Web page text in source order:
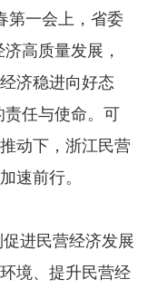
一会上，省委
高质量发展，
济稳进向好态
责任与使命。可
动下，浙江民营
速前行。
进民营经济发展
境、提升民营经